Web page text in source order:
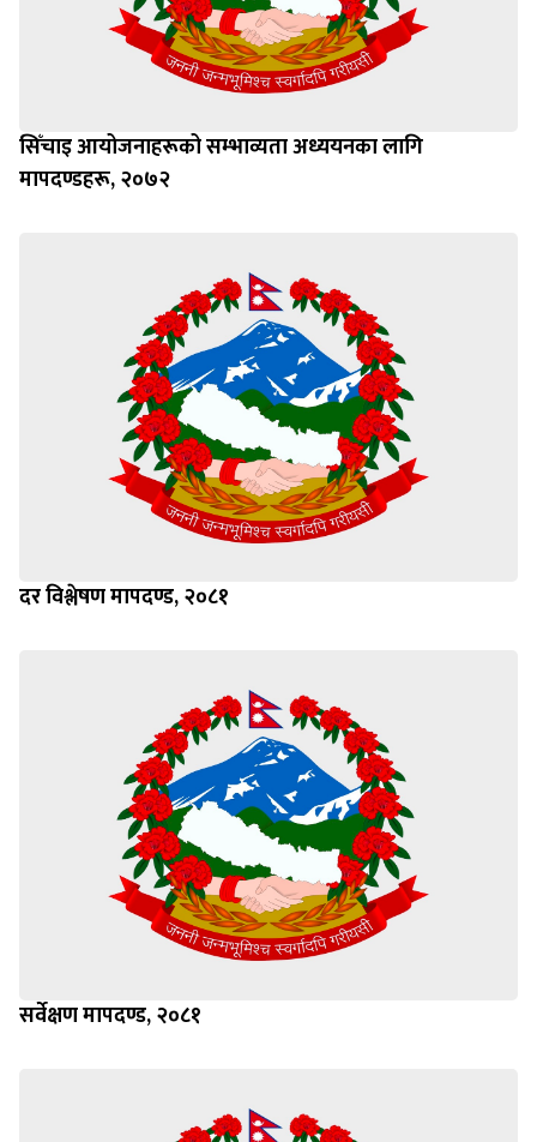
सिँचाइ आयोजनाहरूको सम्भाव्यता अध्ययनका लागि
मापदण्डहरू, २०७२
दर विश्लेषण मापदण्ड, २०८१
सर्वेक्षण मापदण्ड, २०८१